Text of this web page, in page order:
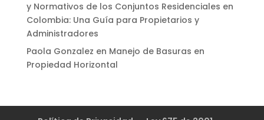
y Normativos de los Conjuntos Residenciales en
Colombia: Una Guía para Propietarios y
Administradores
Paola Gonzalez en Manejo de Basuras en
Propiedad Horizontal